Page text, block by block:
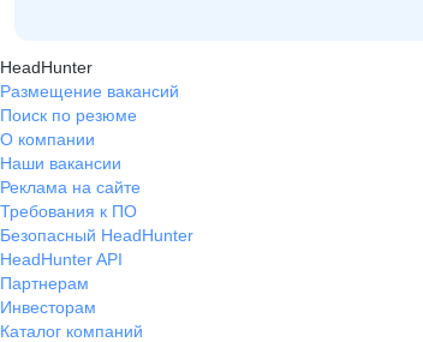
HeadHunter
Размещение вакансий
Поиск по резюме
О компании
Наши вакансии
Реклама на сайте
Требования к ПО
Безопасный HeadHunter
HeadHunter API
Партнерам
Инвесторам
Каталог компаний